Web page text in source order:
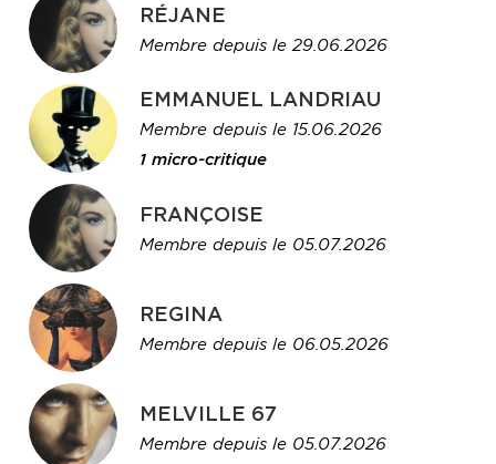
RÉJANE
Membre depuis le 29.06.2026
EMMANUEL LANDRIAU
Membre depuis le 15.06.2026
1 micro-critique
FRANÇOISE
Membre depuis le 05.07.2026
REGINA
Membre depuis le 06.05.2026
MELVILLE 67
Membre depuis le 05.07.2026